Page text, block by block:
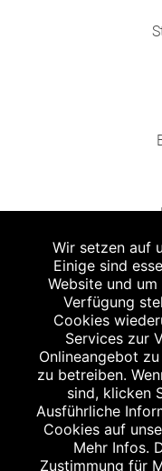
Abgabe in haushaltsüblichen
und Satzfehler keine Haftung.
Zu Risiken und
Sie Ihren Arzt oder Apotheker.
Angabe nach der
(AEP). Der AEP ist keine
AEP ist ein von den
Arzneimittel. Er entspricht in
Abgabepreis, zu dem eine
unter 12 Jahren) das
Wir setzen auf
Einige sind
Website und
Verfügung
Cookies
Services zur
Onlineangebot
zu betreiben.
sind, klicken
Ausführliche
Cookies auf
Mehr Infos.
Zustimmung für